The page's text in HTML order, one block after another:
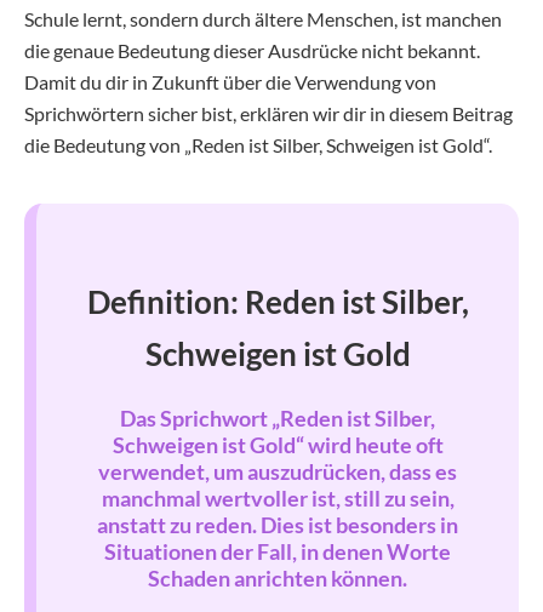
Schule lernt, sondern durch ältere Menschen, ist manchen
die genaue Bedeutung dieser Ausdrücke nicht bekannt.
Damit du dir in Zukunft über die Verwendung von
Sprichwörtern sicher bist, erklären wir dir in diesem Beitrag
die Bedeutung von „Reden ist Silber, Schweigen ist Gold“.
Definition: Reden ist Silber,
Schweigen ist Gold
Das Sprichwort „Reden ist Silber,
Schweigen ist Gold“ wird heute oft
verwendet, um auszudrücken, dass es
manchmal wertvoller ist, still zu sein,
anstatt zu reden. Dies ist besonders in
Situationen der Fall, in denen Worte
Schaden anrichten können.